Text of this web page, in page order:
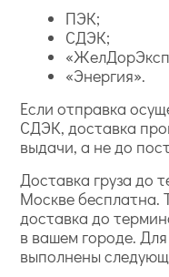
ПЭК;
СДЭК;
«Энергия».
Если отправка
СДЭК, доставка
выдачи, а не до
Доставка груза до
Москве бесплатна.
доставка до
в вашем городе.
выполнены